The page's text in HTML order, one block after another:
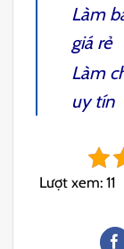
Làm
giá rẻ
Làm
uy tín
Lượt xem: 11